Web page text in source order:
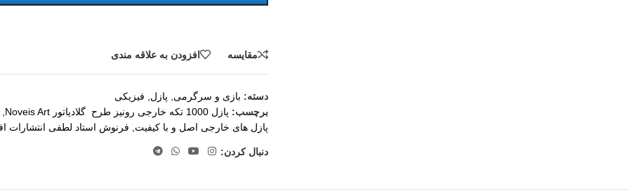
مقايسه افزودن به علاقه مندی
دسته: بازی و سرگرمی پازل
فیزیکی
برچسب: پازل 1000 تکه خارجی رونیز طرح گلادیاتور Noveis Art
پازل های خارجی اصل و با کیفیت
فرنوش استاد لطفی انتشارات
دنبال کردن: